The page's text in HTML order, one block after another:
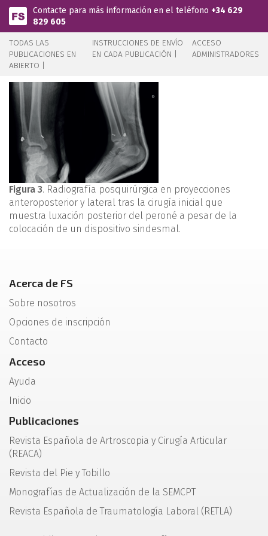
Pasar al contenido principal
Contacte para más información en el teléfono +34 629
829 605
TODAS LAS
PUBLICACIONES EN
ABIERTO |
INSTRUCCIONES DE ENVÍO
EN CADA PUBLICACIÓN |
ACCESO
ADMINISTRADORES
Figura 3. Radiografía posquirúrgica en proyecciones
anteroposterior y lateral tras la cirugía inicial que
muestra luxación posterior del peroné a pesar de la
colocación de un dispositivo sindesmal.
Acerca de FS
Sobre nosotros
Opciones de inscripción
Contacto
Acceso
Ayuda
Inicio
Publicaciones
Revista Española de Artroscopia y Cirugía Articular
(REACA)
Revista del Pie y Tobillo
Monografías de Actualización de la SEMCPT
Revista Española de Traumatología Laboral (RETLA)